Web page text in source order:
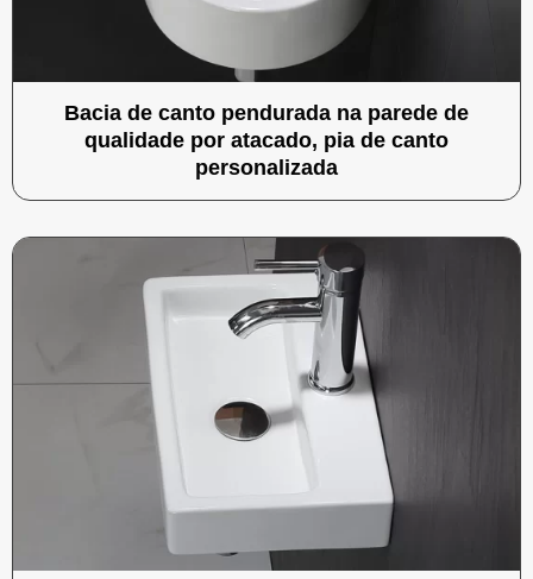
Bacia de canto pendurada na parede de
qualidade por atacado, pia de canto
personalizada